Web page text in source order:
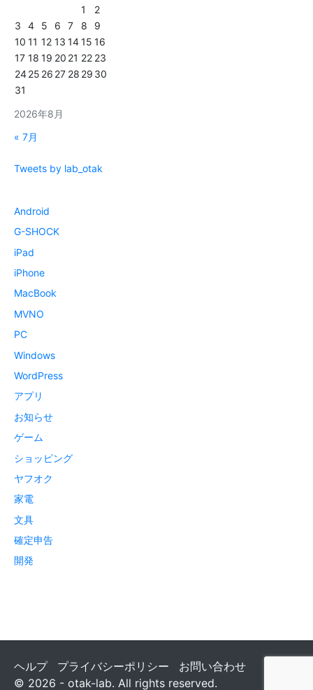
2026年8月
1
2
3
4 5 6 7 8
9
10 11 12 13 1415 16
17 18 19 20 21 22 23
2425 26 27 28 29 30
31
« 7月
Tweets by lab_otak
Android
G-SHOCK
iPad
iPhone
MacBook
MVNO
PC
Windows
WordPress
アプリ
お知らせ
ゲーム
ショッピング
ヤフオク
家電
文具
確定申告
開発
ヘルプ プライバシーポリシー
お問い合わせ
© 2026 - otak-lab. All rights reserved.